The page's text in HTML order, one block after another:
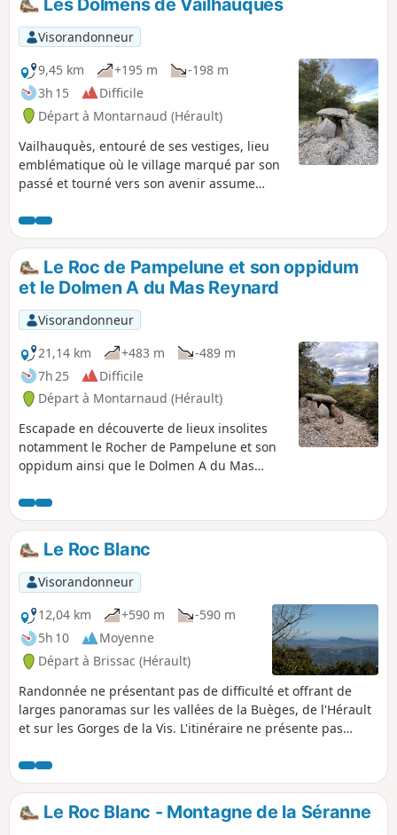
Les Dolmens de Vailhauquès
Visorandonneur
9,45 km
+195 m
-198 m
3h 15
Difficile
Départ à Montarnaud (Hérault)
Vailhauquès, entouré de ses vestiges, lieu
emblématique où le village marqué par son
passé et tourné vers son avenir assume
insolites et surprenant notamment ses
dolmens sur un cadran Nord à Ouest qui
ravivent les esprits curieux dans une
discipline historique.
Le Roc de Pampelune et son oppidum
et le Dolmen A du Mas Reynard
Visorandonneur
21,14 km
+483 m
-489 m
7h 25
Difficile
Départ à Montarnaud (Hérault)
Escapade en découverte de lieux insolites
notamment le Rocher de Pampelune et son
oppidum ainsi que le Dolmen A du Mas
plongent dans un lointain passé pour ainsi
les découvrir. Un effort sera nécessaire pour
y parvenir par la traversée de chemins,
sentiers ruisseaux, passages en sous-bois et
taillis et quelques points techniques à
portés de tous. Les surprises sont à la clé
pour celui qui s'y attarde.
Le Roc Blanc
Visorandonneur
12,04 km
+590 m
-590 m
5h 10
Moyenne
Départ à Brissac (Hérault)
Randonnée ne présentant pas de difficulté et offrant de
larges panoramas sur les vallées de la Buèges, de l'Hérault
et sur les Gorges de la Vis. L'itinéraire ne présente pas
Le Roc Blanc - Montagne de la Séranne